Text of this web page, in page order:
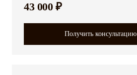
43 000 ₽
Получить консультацию